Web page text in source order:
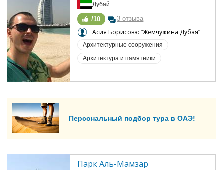
Дубай
/10 3 отзыва
Асия Борисова: “Жемчужина Дубая”
Архитектурные сооружения
Архитектура и памятники
Персональный подбор тура в ОАЭ!
Парк Аль-Мамзар